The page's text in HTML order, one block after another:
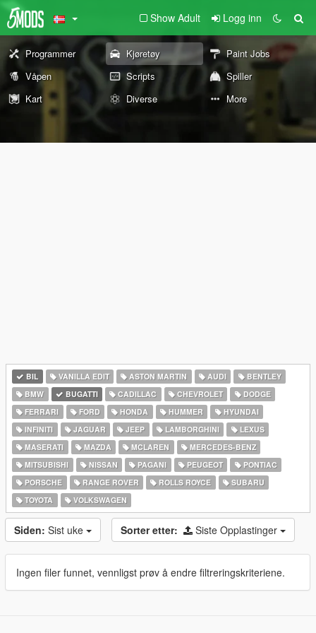
Show Adult Logg inn
Programmer Kjøretøy
Paint Jobs
Våpen
Scripts
Spiller
Kart
Diverse More
BIL VANILLA EDIT ASTON MARTIN AUDI
BENTLEY
BMW
BUGATTI CADILLAC CHEVROLET
DODGE
FERRARI
FORD HONDA HUMMER
HYUNDAI
INFINITI
JAGUAR JEEP LAMBORGHINI
LEXUS
MASERATI
MAZDA MCLAREN
MERCEDES-BENZ
MITSUBISHI
NISSAN PAGANI PEUGEOT
PONTIAC
PORSCHE
RANGE ROVER ROLLS ROYCE
SUBARU
TOYOTA
VOLKSWAGEN
Siden: Sist uke Sorter etter: Siste Opplastinger
Ingen filer funnet, vennligst prøv å endre filtreringskriteriene.